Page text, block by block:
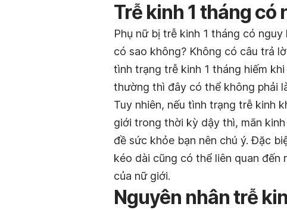
Trễ kinh 1 tháng có
Phụ nữ bị trễ kinh 1 tháng có
có sao không? Không có câu trả
tình trạng trễ kinh 1 tháng hiếm
thường thì đây có thể không phải
Tuy nhiên, nếu tình trạng trễ kinh
giới trong thời kỳ dậy thì, mãn
đề sức khỏe bạn nên chú ý. Đặc
kéo dài cũng có thể liên quan đến
của nữ giới.
Nguyên nhân trễ